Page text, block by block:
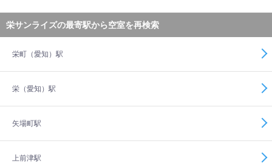
栄サンライズの最寄駅から空室を再検索
栄町（愛知）駅
栄（愛知）駅
矢場町駅
上前津駅